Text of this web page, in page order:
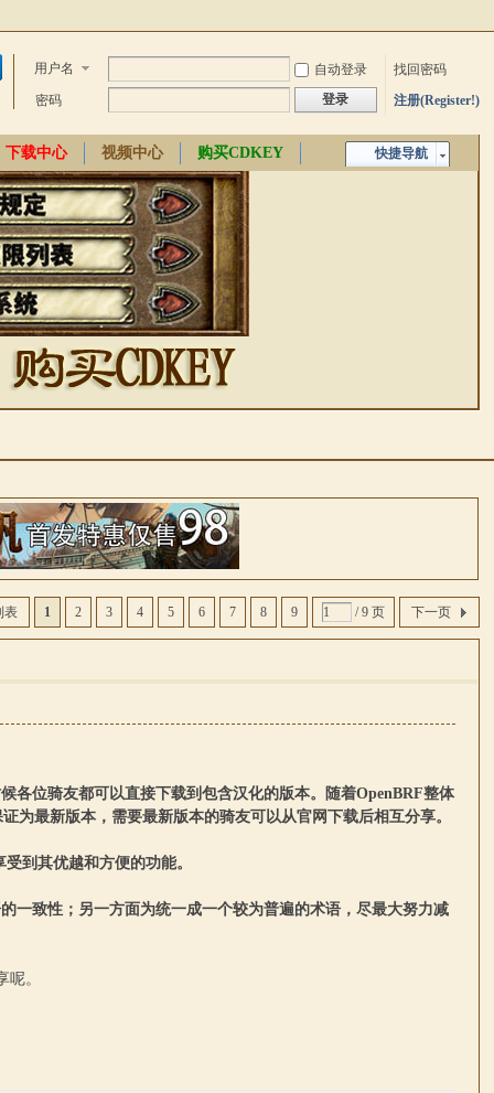
用户名 自动登录
找回密码
密码
登录 注册(Register!)
快捷导航
下载中心 视频中心
购买CDKEY
1 2 3 4 5 6 7 8 9 / 9 页 下一页
表
各位骑友都可以直接下载到包含汉化的版本。随着OpenBRF整体
为最新版本，需要最新版本的骑友可以从官网下载后相互分享。
到其优越和方便的功能。
一致性；另一方面为统一成一个较为普遍的术语，尽最大努力减
。